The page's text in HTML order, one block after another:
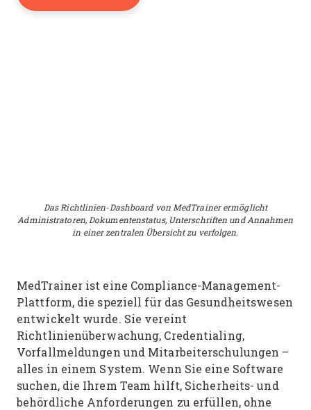
Das Richtlinien-Dashboard von MedTrainer ermöglicht
Administratoren, Dokumentenstatus, Unterschriften und Annahmen
in einer zentralen Übersicht zu verfolgen.
MedTrainer ist eine Compliance-Management-
Plattform, die speziell für das Gesundheitswesen
entwickelt wurde. Sie vereint
Richtlinienüberwachung, Credentialing,
Vorfallmeldungen und Mitarbeiterschulungen –
alles in einem System. Wenn Sie eine Software
suchen, die Ihrem Team hilft, Sicherheits- und
behördliche Anforderungen zu erfüllen, ohne